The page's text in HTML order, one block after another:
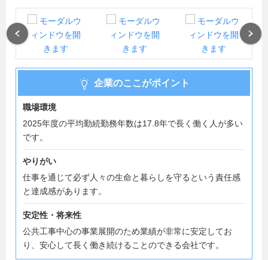
企業のここがポイント
職場環境
2025年度の平均勤続勤務年数は17.8年で長く働く人が多い
です。
やりがい
仕事を通じて必ず人々の生命と暮らしを守るという責任感
と達成感があります。
安定性・将来性
公共工事中心の事業展開のため業績が非常に安定してお
り、安心して長く働き続けることのできる会社です。